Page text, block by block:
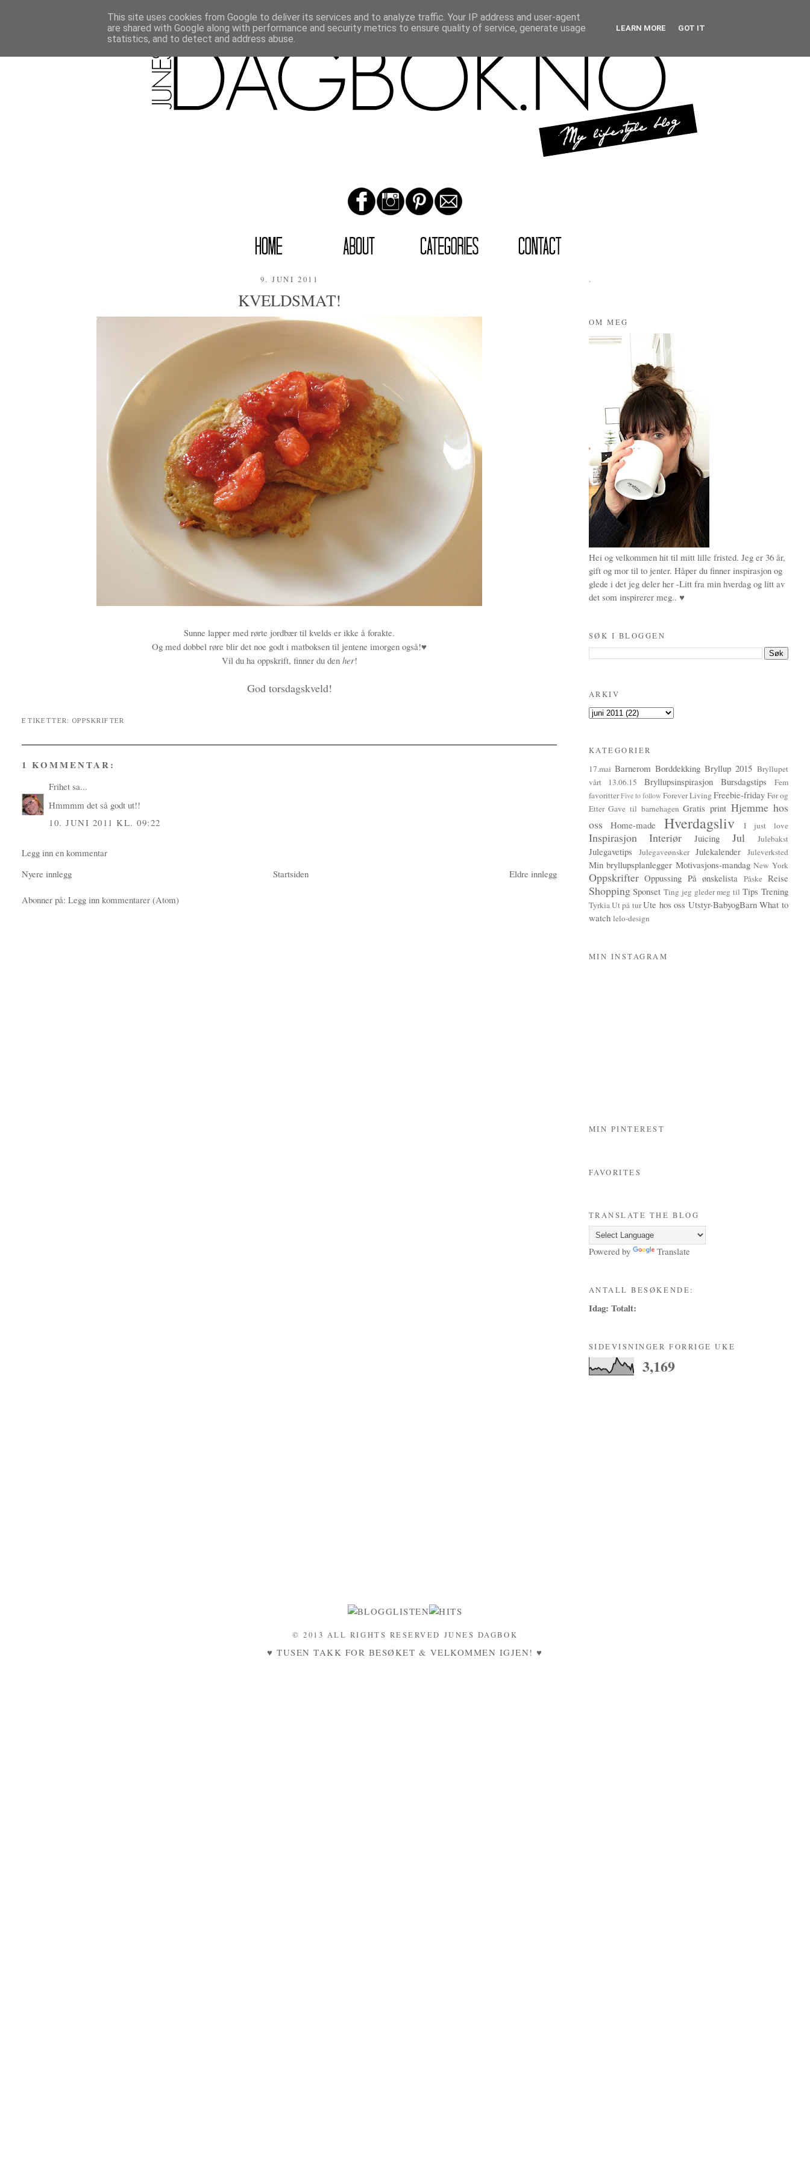
9. JUNI 2011
KVELDSMAT!
Sunne lapper med rørte jordbær til kvelds er ikke å forakte.
Og med dobbel røre blir det noe godt i matboksen til jentene imorgen også!♥
Vil du ha oppskrift, finner du den her!
God torsdagskveld!
ETIKETTER: OPPSKRIFTER
1 KOMMENTAR:
Frihet sa...
Hmmmm det så godt ut!!
10. JUNI 2011 KL. 09:22
Legg inn en kommentar
Nyere innlegg
Eldre innlegg
Startsiden
Abonner på:Legg inn kommentarer (Atom)
.
OM MEG
Hei og velkommen hit til mitt lille fristed. Jeg er 36 år,
gift og mor til to jenter. Håper du finner inspirasjon og
glede i det jeg deler her -Litt fra min hverdag og litt av
det som inspirerer meg.. ♥
SØK I BLOGGEN
ARKIV
KATEGORIER
17.mai Barnerom Borddekking Bryllup 2015 Bryllupet
vårt 13.06.15
Bryllupsinspirasjon Bursdagstips
Fem
favoritter Five to follow Forever Living Freebie-friday Før og
Etter Gave til barnehagen Gratis print Hjemme hos
oss
Home-made Hverdagsliv I just love
Inspirasjon Interiør Juicing Jul Julebakst
Julegavetips Julegaveønsker Julekalender Juleverksted
Min bryllupsplanlegger Motivasjons-mandag New York
Oppskrifter Oppussing På ønskelista Påske Reise
Shopping Sponset Ting jeg gleder meg til Tips Trening
TyrkiaUt på turUte hos oss Utstyr-BabyogBarn What to
watch lelo-design
MIN INSTAGRAM
MIN PINTEREST
FAVORITES
TRANSLATE THE BLOG
Powered by Translate
ANTALL BESØKENDE:
Idag: Totalt:
SIDEVISNINGER FORRIGE UKE
3,169
© 2013 ALL RIGHTS RESERVED JUNES DAGBOK
♥ TUSEN TAKK FOR BESØKET & VELKOMMEN IGJEN! ♥
This site uses cookies from Google to deliver its services and to analyze traffic. Your IP address and user-agent
are shared with Google along with performance and security metrics to ensure quality of service, generate usage
statistics, and to detect and address abuse.
LEARN MORE GOT IT